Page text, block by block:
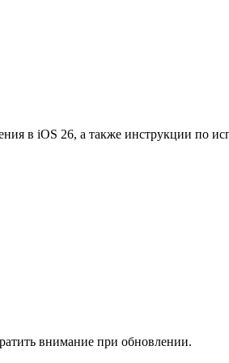
в iOS 26, а также инструкции по
внимание при обновлении.